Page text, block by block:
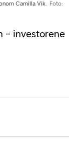
– investorene
Camilla Vik.
Foto: